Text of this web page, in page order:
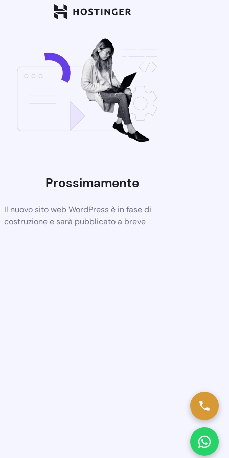
Prossimamente
Il nuovo sito web WordPress è in fase di
costruzione e sarà pubblicato a breve